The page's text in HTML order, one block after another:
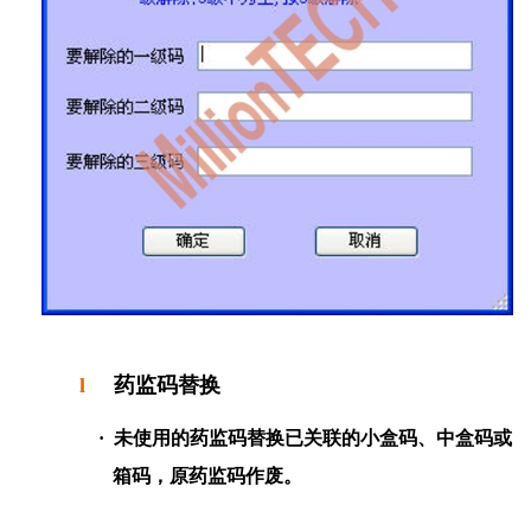
l 药监码替换
· 未使用的药监码替换已关联的小盒码、中盒码或
箱码，原药监码作废。